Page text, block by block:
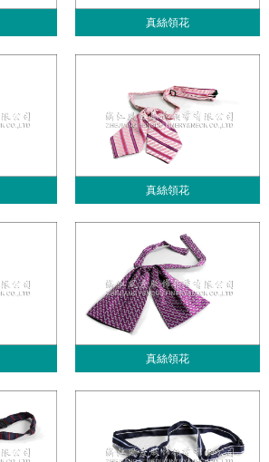
真絲領花
真絲領花
真絲領花